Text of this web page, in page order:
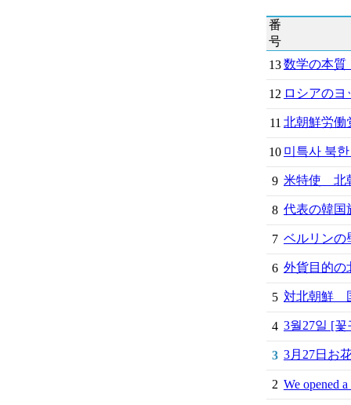
番
号
13数学の本
12 ロシアの
11 北朝鮮労働
10 미특사 북
9 米特使 北
8 代表の韓国
7 ベルリン
6 外貨目的
5 対北朝鮮
4 3월27일 [
3 3月27日お
2 We opened